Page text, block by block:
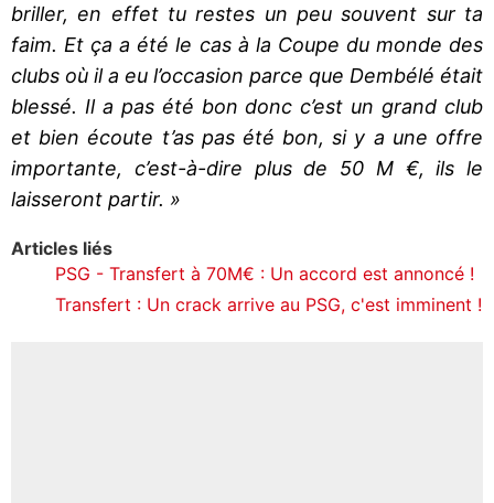
briller, en effet tu restes un peu souvent sur ta
faim. Et ça a été le cas à la Coupe du monde des
clubs où il a eu l’occasion parce que Dembélé était
blessé. Il a pas été bon donc c’est un grand club
et bien écoute t’as pas été bon, si y a une offre
importante, c’est-à-dire plus de 50 M €, ils le
laisseront partir. »
Articles liés
PSG - Transfert à 70M€ : Un accord est annoncé !
Transfert : Un crack arrive au PSG, c'est imminent !